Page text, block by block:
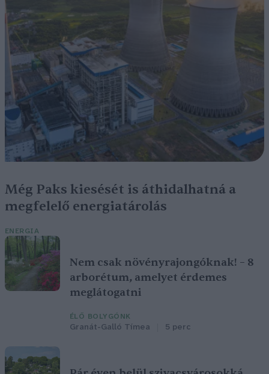
Még Paks kiesését is áthidalhatná a
megfelelő energiatárolás
ENERGIA
Nem csak növényrajongóknak! – 8
arborétum, amelyet érdemes
meglátogatni
ÉLŐ BOLYGÓNK
Granát-Galló Tímea 5 perc